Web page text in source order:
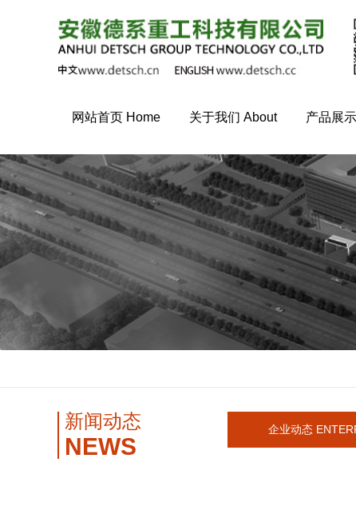
网站首页 Home 关于我们 About 产品展
新闻动态
NEWS
企业动态